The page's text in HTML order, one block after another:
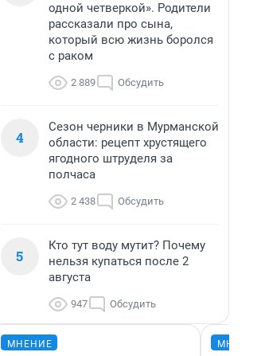
одной четверкой». Родители
рассказали про сына,
который всю жизнь боролся
с раком
2 889 Обсудить
4
Сезон черники в Мурманской
области: рецепт хрустящего
ягодного штруделя за
полчаса
2 438 Обсудить
5
Кто тут воду мутит? Почему
нельзя купаться после 2
августа
947 Обсудить
МНЕНИЕ